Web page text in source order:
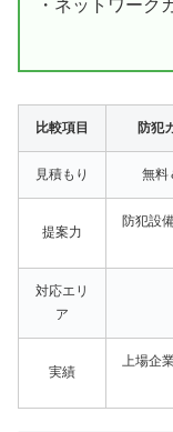
・ネットワーク
比較項目 防犯
見積もり 無料
提案力
防犯設
対応エリ
ア
実績
上場企